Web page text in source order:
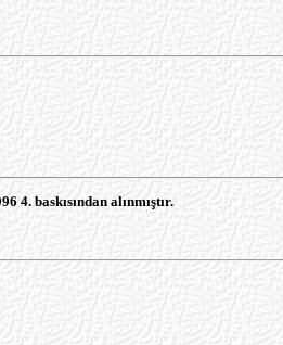
4. baskısından alınmıştır.